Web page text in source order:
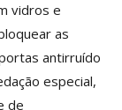
vidros e
as
antirruído
especial,
de